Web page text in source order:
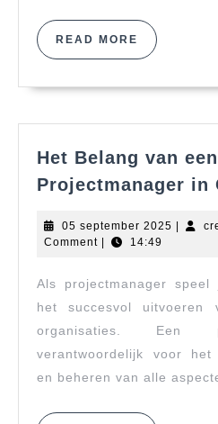
READ MORE READ
MORE
Het Belang van
Projectmanager in
05 september 2025 05
Comment
14:49
Als projectmanager
het succesvol uitvoeren
organisaties. Een
verantwoordelijk voor het
en beheren van alle